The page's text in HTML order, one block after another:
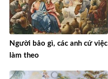
Người bảo gì, các anh cứ việc
làm theo